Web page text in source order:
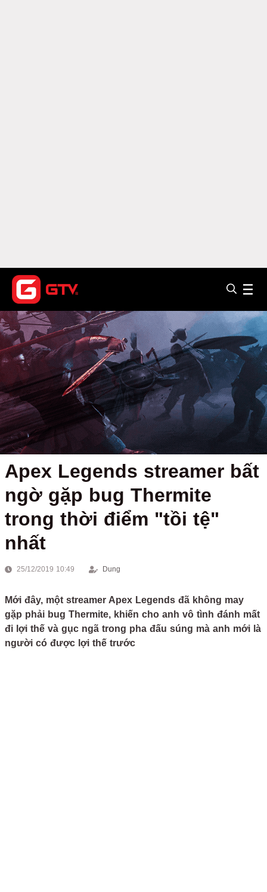
Apex Legends streamer bất
ngờ gặp bug Thermite
trong thời điểm "tồi tệ"
nhất
25/12/2019 10:49 Dung
Mới đây, một streamer Apex Legends đã không may
gặp phải bug Thermite, khiến cho anh vô tình đánh mất
đi lợi thế và gục ngã trong pha đấu súng mà anh mới là
người có được lợi thế trước